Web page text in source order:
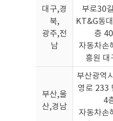
대구,경
북,
광주,전
남
부로30
KT&G동
층
자동차손
흥원 대
부산,울
산,경남
부산광역
영로 233
4
자동차손